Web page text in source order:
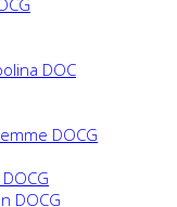
DOC
DOCG
DOCG